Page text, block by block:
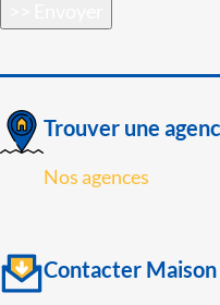
Trouver une
Nos agences
Contacter Maison